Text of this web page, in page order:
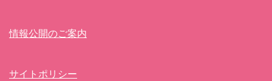
情報公開のご案内
サイトポリシー